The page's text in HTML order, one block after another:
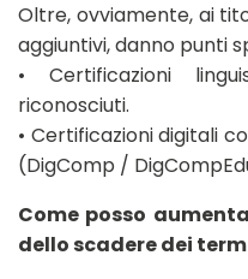
Oltre, ovviamente, ai
aggiuntivi, danno punti
• Certificazioni
riconosciuti.
• Certificazioni digitali
(DigComp /
Come posso
dello scadere dei